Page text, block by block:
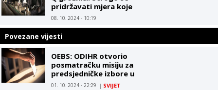
pridržavati mjera koje
propisuju zdravstvene i
08. 10. 2024 - 10:19
Povezane vijesti
OEBS: ODIHR otvorio
posmatračku misiju za
predsjedničke izbore u
SAD
01. 10. 2024 - 22:29 | SVIJET